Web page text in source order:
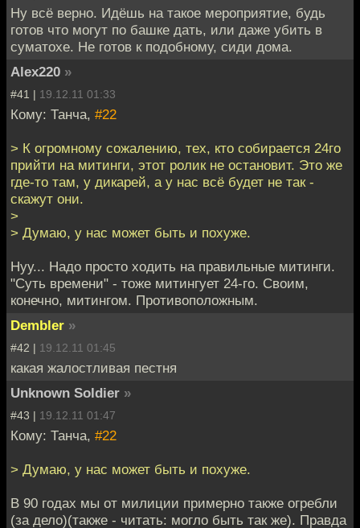
Ну всё верно. Идёшь на такое мероприятие, будь
готов что могут по башке дать, или даже убить в
суматохе. Не готов к подобному, сиди дома.
Alex220 »
#41 | 19.12.11 01:33
Кому: Танча, #22
> К огромному сожалению, тех, кто собирается 24го
прийти на митинги, этот ролик не остановит. Это же
где-то там, у дикарей, а у нас всё будет не так -
скажут они.
>
> Думаю, у нас может быть и похуже.
Нуу... Надо просто ходить на правильные митинги.
"Суть времени" - тоже митингует 24-го. Своим,
конечно, митингом. Противоположным.
Dembler »
#42 | 19.12.11 01:45
какая жалостливая пестня
Unknown Soldier »
#43 | 19.12.11 01:47
Кому: Танча, #22
> Думаю, у нас может быть и похуже.
В 90 годах мы от милиции примерно также огребли
(за дело)(также - читать: могло быть так же). Правда